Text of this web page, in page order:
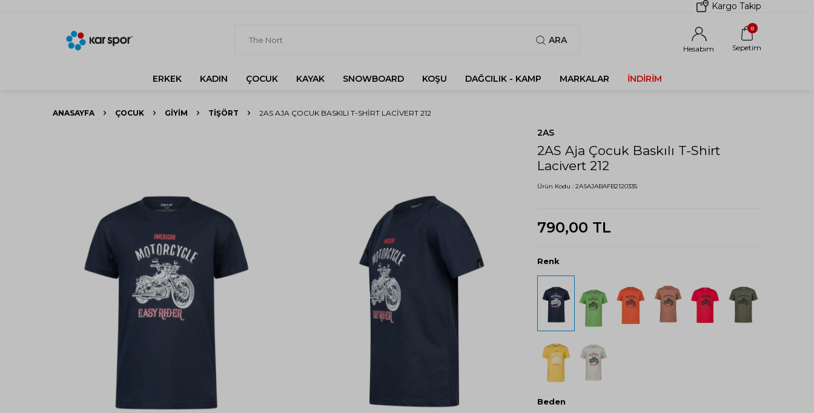
Kargo Takip
ARA
Hesabım
0
Sepetim
ERKEK KADIN ÇOCUK KAYAK SNOWBOARD KOŞU DAĞCILIK - KAMP MARKALAR İNDIRIM
ANASAYFA ÇOCUK GIYIM TIŞÖRT 2AS AJA ÇOCUK BASKILI T-SHIRT LACIVERT 212
2AS
2AS Aja Çocuk Baskılı T-Shirt
Lacivert 212
Ürün Kodu : 2ASAJABAFB2120335
790,00 TL
Renk
Beden